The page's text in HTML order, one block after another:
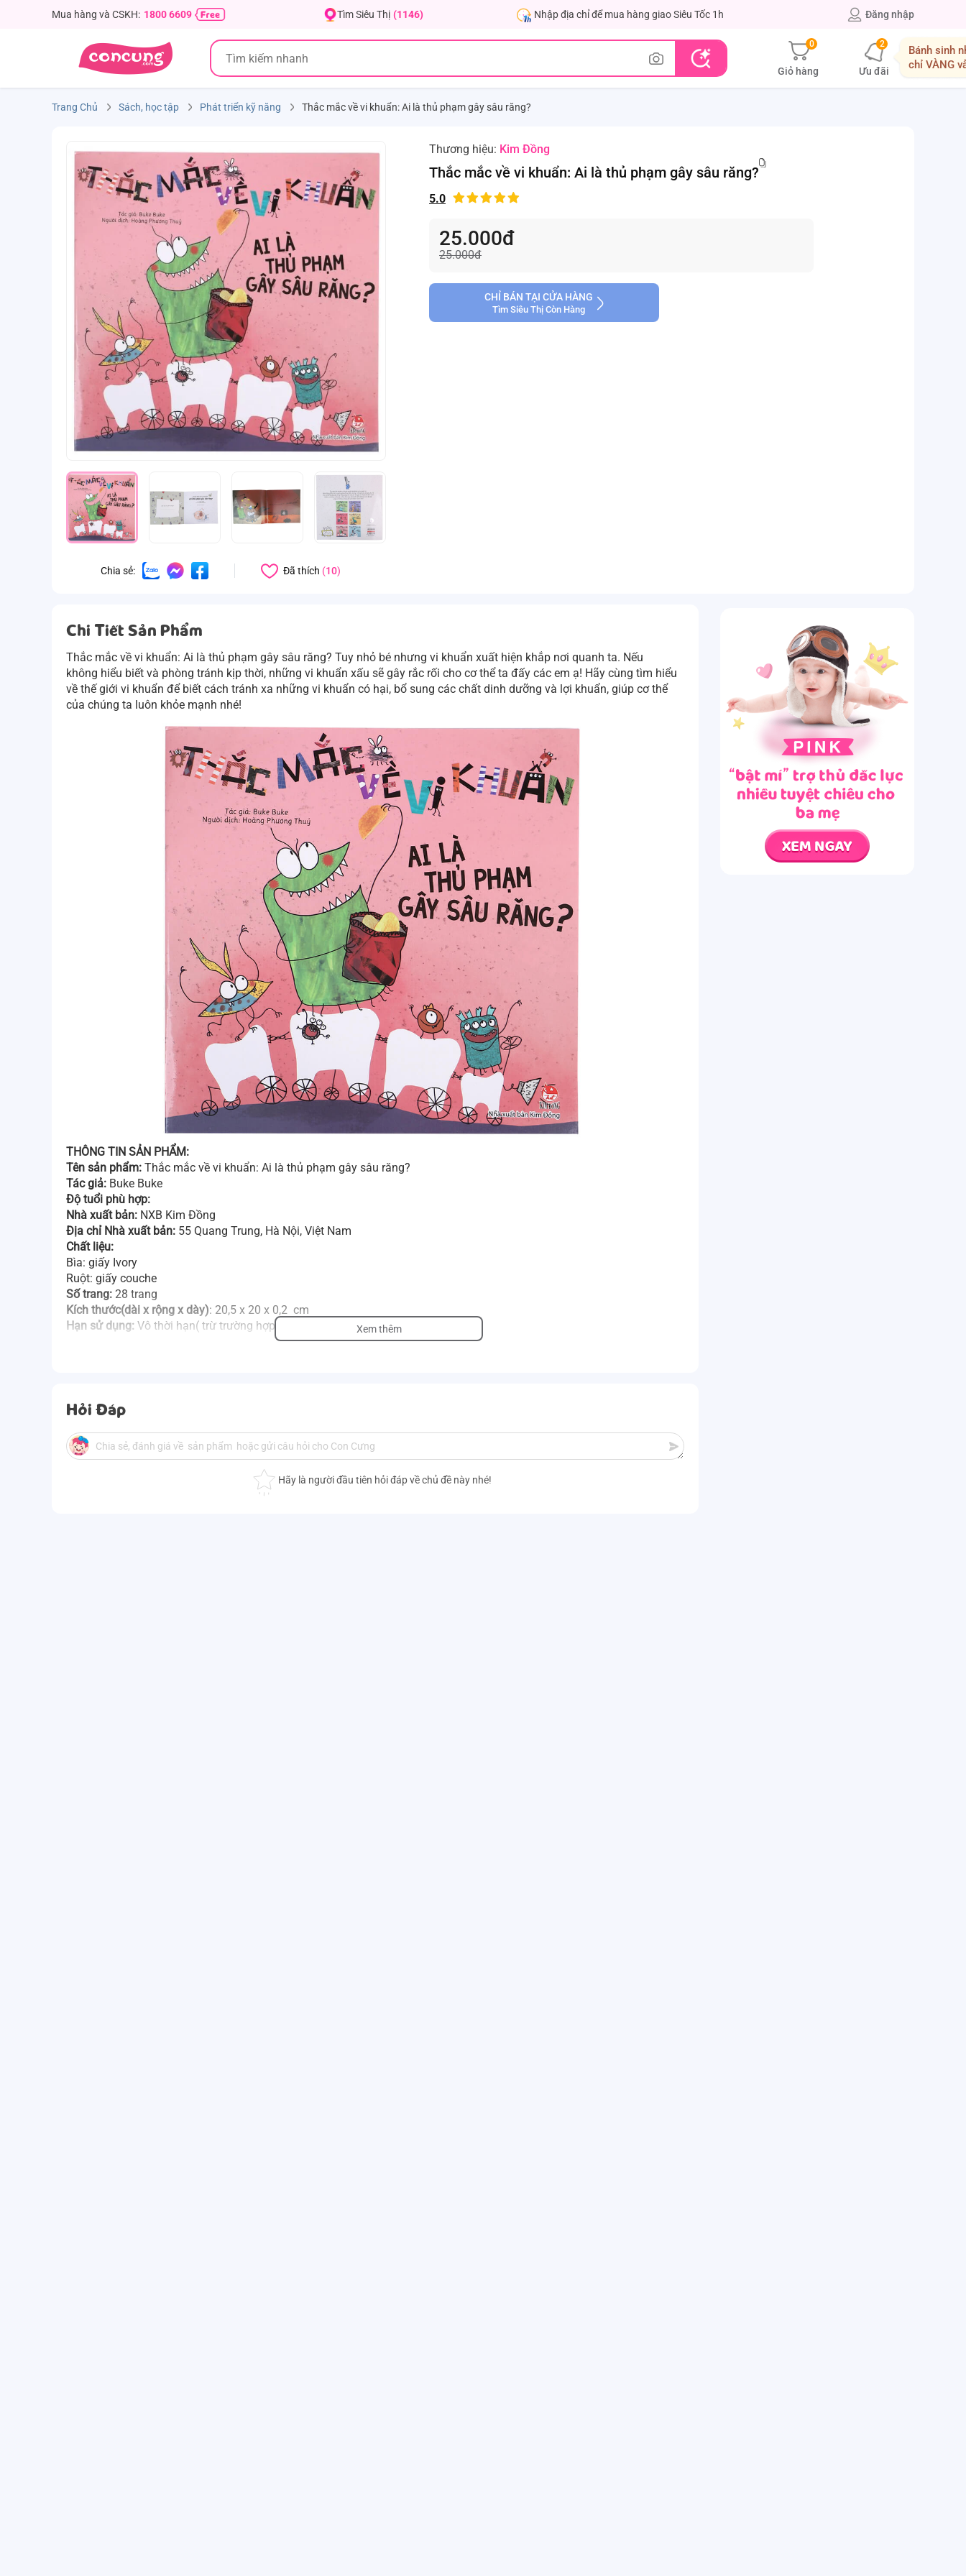
Mua hàng và CSKH: 1800 6609 Tìm Siêu Thị (1146) Nhập địa chỉ để mua hàng giao Siêu Tốc 1h Đăng nhập
0
Giỏ hàng
2
Ưu đãi
Bánh sinh
chỉ VÀNG
Trang Chủ Sách, học tập Phát triển kỹ năng Thắc mắc về vi khuẩn: Ai là thủ phạm gây sâu răng?
Chia sẻ: Đã thích (10)
Thương hiệu: Kim Đồng
Thắc mắc về vi khuẩn: Ai là thủ phạm gây sâu răng?
5.0
25.000đ
25.000đ
CHỈ BÁN TẠI CỬA HÀNG
Tìm Siêu Thị Còn Hàng
Chi Tiết Sản Phẩm
Thắc mắc về vi khuẩn: Ai là thủ phạm gây sâu răng? Tuy nhỏ bé nhưng vi khuẩn xuất hiện khắp nơi quanh ta. Nếu
không hiểu biết và phòng tránh kịp thời, những vi khuẩn xấu sẽ gây rắc rối cho cơ thể ta đấy các em ạ! Hãy cùng tìm hiểu
về thế giới vi khuẩn để biết cách tránh xa những vi khuẩn có hại, bổ sung các chất dinh dưỡng và lợi khuẩn, giúp cơ thể
của chúng ta luôn khỏe mạnh nhé!
THÔNG TIN SẢN PHẨM:
Tên sản phẩm: Thắc mắc về vi khuẩn: Ai là thủ phạm gây sâu răng?
Tác giả: Buke Buke
Độ tuổi phù hợp:
Nhà xuất bản: NXB Kim Đồng
Địa chỉ Nhà xuất bản: 55 Quang Trung, Hà Nội, Việt Nam
Chất liệu:
Bìa: giấy Ivory
Ruột: giấy couche
Số trang: 28 trang
Kích thước(dài x rộng x dày): 20,5 x 20 x 0,2 cm
Hạn sử dụng: Vô thời hạn( trừ trường hợp sách hỏng) Xem thêm
Hỏi Đáp
Hãy là người đầu tiên hỏi đáp về chủ đề này nhé!